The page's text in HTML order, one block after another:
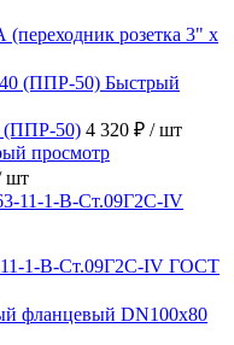
розетка 3" х
Быстрый
(ППР-50) 4 320 ₽ / шт
просмотр
шт
11-1-B-Ст.09Г2С-IV ГОСТ